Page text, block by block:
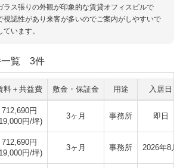
ラス張りの外観が印象的な賃貸オフィスビルで
視認性があり来客が多いのでご案内がしやすいで
います。
一覧 3件
料＋共益費 敷金・保証金 用途 入居日
712,690円
円/坪)
3ヶ月 事務所 即日
712,690円
円/坪)
3ヶ月 事務所 2026年8月